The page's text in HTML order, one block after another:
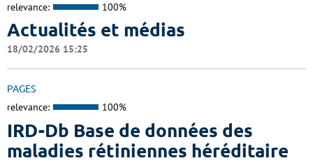
relevance: 100%
Actualités et médias
18/02/2026 15:25
PAGES
relevance: 100%
IRD-Db Base de données des
maladies rétiniennes héréditaire